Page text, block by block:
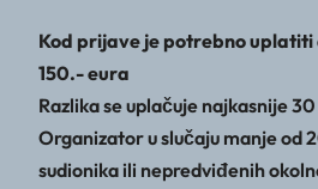
Kod prijave je potrebno uplatiti
150.- eura
Razlika se uplačuje najkasnije
Organizator u slučaju manje od
sudionika ili nepredviđenih